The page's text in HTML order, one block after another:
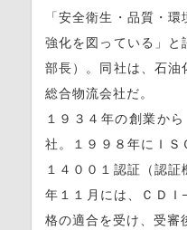
「安全衛生・品質・
強化を図っている」と
部長）。同社は、石油
総合物流会社だ。
１９３４年の創業か
社。１９９８年にＩＳ
１４００１認証（認
年１１月には、ＣＤ
格の適合を受け、受審